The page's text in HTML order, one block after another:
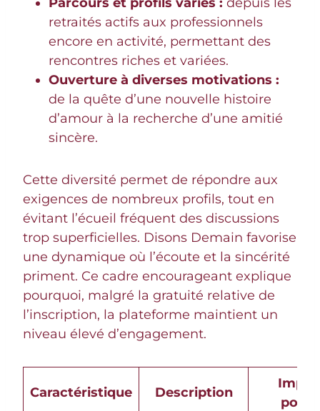
retraités actifs aux professionnels
encore en activité, permettant des
rencontres riches et variées.
Ouverture à diverses motivations :
de la quête d’une nouvelle histoire
d’amour à la recherche d’une amitié
sincère.
Cette diversité permet de répondre aux
exigences de nombreux profils, tout en
évitant l’écueil fréquent des discussions
trop superficielles. Disons Demain favorise
une dynamique où l’écoute et la sincérité
priment. Ce cadre encourageant explique
pourquoi, malgré la gratuité relative de
l’inscription, la plateforme maintient un
niveau élevé d’engagement.
Caractéristique Description